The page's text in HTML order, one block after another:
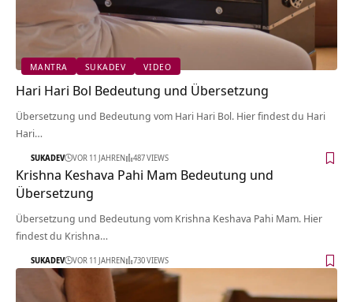
MANTRA SUKADEV VIDEO
Hari Hari Bol Bedeutung und Übersetzung
Übersetzung und Bedeutung vom Hari Hari Bol. Hier findest du Hari
Hari…
SUKADEV VOR 11 JAHREN 487 VIEWS
Krishna Keshava Pahi Mam Bedeutung und
Übersetzung
Übersetzung und Bedeutung vom Krishna Keshava Pahi Mam. Hier
findest du Krishna…
SUKADEV VOR 11 JAHREN 730 VIEWS